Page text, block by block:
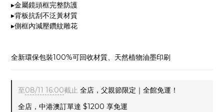
▸金屬鏡頭框完整防護
▸背板抗刮不泛黃材質
▸側框內減壓鑽紋雕花
全新環保包裝100%可回收材質、天然植物油墨印刷
至08/11 16:00截止 全店，父親節限定｜全館免運！
全店，中港澳訂單達 $1200 享免運